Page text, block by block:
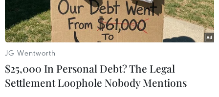
Ukraine chuẩn bị xây dựng và lắp đặt "rào"
biên giới với Nga
10/09/2014 12:31
Ukraine ngày 10/9 đã bắt đầu những công tác thiết yếu
JG Wentworth
$25,000 In Personal Debt? The Legal
Settlement Loophole Nobody Mentions